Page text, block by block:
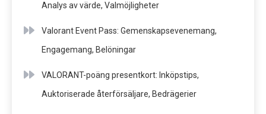
Analys av värde, Valmöjligheter
Valorant Event Pass: Gemenskapsevenemang,
Engagemang, Belöningar
VALORANT-poäng presentkort: Inköpstips,
Auktoriserade återförsäljare, Bedrägerier